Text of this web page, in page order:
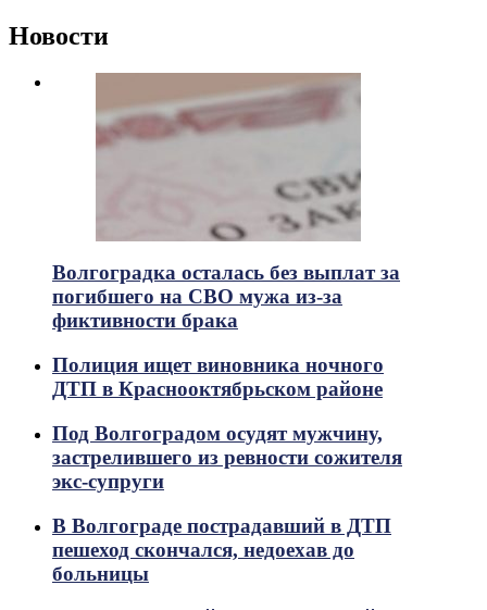
Новости
Волгоградка осталась без выплат за
погибшего на СВО мужа из-за
фиктивности брака
Полиция ищет виновника ночного
ДТП в Краснооктябрьском районе
Под Волгоградом осудят мужчину,
застрелившего из ревности сожителя
экс-супруги
В Волгограде пострадавший в ДТП
пешеход скончался, недоехав до
больницы